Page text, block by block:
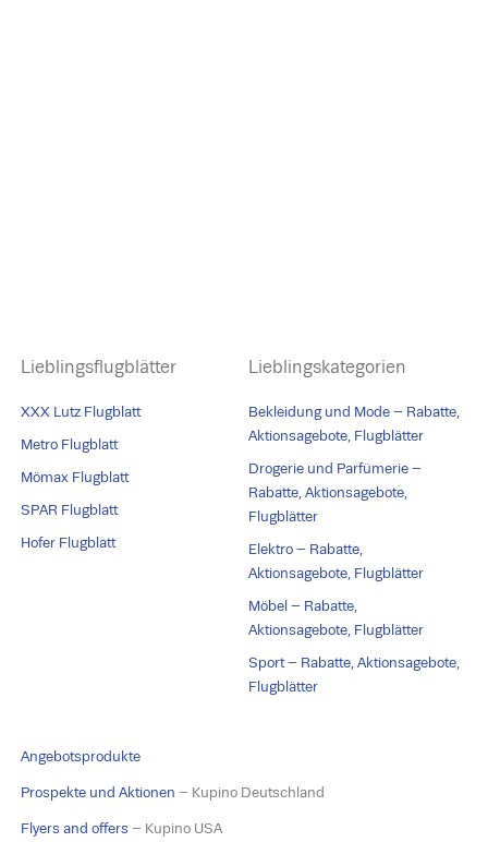
Lieblingsflugblätter
XXX Lutz Flugblatt
Metro Flugblatt
Mömax Flugblatt
SPAR Flugblatt
Hofer Flugblatt
Lieblingskategorien
Bekleidung und Mode – Rabatte,
Aktionsagebote, Flugblätter
Drogerie und Parfümerie –
Rabatte, Aktionsagebote,
Flugblätter
Elektro – Rabatte,
Aktionsagebote, Flugblätter
Möbel – Rabatte,
Aktionsagebote, Flugblätter
Sport – Rabatte, Aktionsagebote,
Flugblätter
Angebotsprodukte
Prospekte und Aktionen – Kupino Deutschland
Flyers and offers – Kupino USA